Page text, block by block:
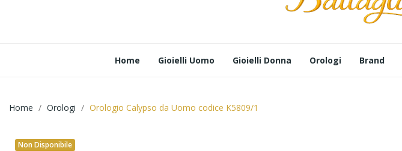
Home Gioielli Uomo Gioielli Donna Orologi Brand
Home Orologi Orologio Calypso da Uomo codice K5809/1
Non Disponibile